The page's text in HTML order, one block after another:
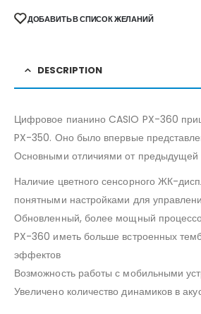
ДОБАВИТЬ В СПИСОК ЖЕЛАНИЙ
DESCRIPTION
Цифровое пианино CASIO PX-360
PX-350. Оно было впервые
Основными отличиями от предыдущей
Наличие цветного сенсорного ЖК-
понятными настройками для
Обновленный, более мощный
PX-360 иметь больше встроенных
эффектов
Возможность работы с мобильными
Увеличено количество динамиков в